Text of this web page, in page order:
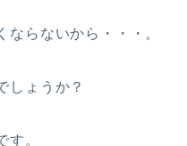
ならないから・・・。
しょうか？
す。